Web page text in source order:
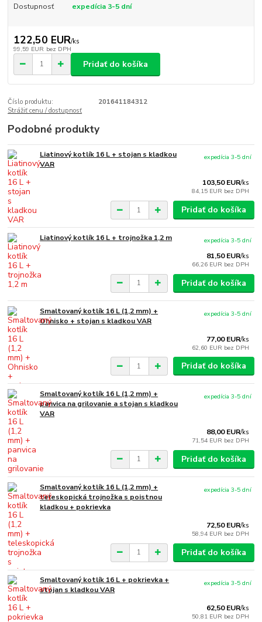
Dostupnosť expedícia 3-5 dní
122,50 EUR/ks
99,59 EUR bez DPH
Pridať do košíka
Číslo produktu:
201641184312
Strážiť cenu / dostupnosť
Podobné produkty
Liatinový kotlík 16 L + stojan s kladkou
VAR
103,50 EUR/ks
84,15 EUR bez DPH
expedícia 3-5 dní
Pridať do košíka
Liatinový kotlík 16 L + trojnožka 1,2 m
81,50 EUR/ks
66,26 EUR bez DPH
expedícia 3-5 dní
Pridať do košíka
Smaltovaný kotlík 16 L (1,2 mm) +
Ohnisko + stojan s kladkou VAR
77,00 EUR/ks
62,60 EUR bez DPH
expedícia 3-5 dní
Pridať do košíka
Smaltovaný kotlík 16 L (1,2 mm) +
panvica na grilovanie a stojan s kladkou
VAR
88,00 EUR/ks
71,54 EUR bez DPH
expedícia 3-5 dní
Pridať do košíka
Smaltovaný kotlík 16 L (1,2 mm) +
teleskopická trojnožka s poistnou
kladkou + pokrievka
72,50 EUR/ks
58,94 EUR bez DPH
expedícia 3-5 dní
Pridať do košíka
Smaltovaný kotlík 16 L + pokrievka +
stojan s kladkou VAR
62,50 EUR/ks
50,81 EUR bez DPH
expedícia 3-5 dní